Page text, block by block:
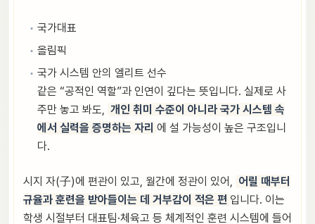
국가대표
올림픽
국가 시스템 안의 엘리트 선수
같은 “공적인 역할”과 인연이 깊다는 뜻입니다. 실제로 사
주만 놓고 봐도, 개인 취미 수준이 아니라 국가 시스템 속
에서 실력을 증명하는 자리 에 설 가능성이 높은 구조입니
다.
시지 자(子)에 편관이 있고, 월간에 정관이 있어, 어릴 때부터
규율과 훈련을 받아들이는 데 거부감이 적은 편 입니다. 이는
학생 시절부터 대표팀·체육고 등 체계적인 훈련 시스템에 들어